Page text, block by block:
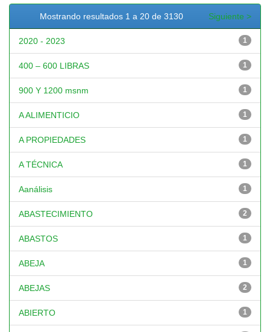
Mostrando resultados 1 a 20 de 3130 Siguiente >
2020 - 2023 1
400 – 600 LIBRAS 1
900 Y 1200 msnm 1
A ALIMENTICIO 1
A PROPIEDADES 1
A TÉCNICA 1
Aanálisis 1
ABASTECIMIENTO 2
ABASTOS 1
ABEJA 1
ABEJAS 2
ABIERTO 1